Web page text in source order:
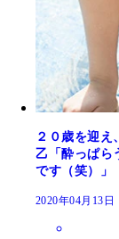
２０歳を迎え
乙「酔っぱら
です（笑）」
2020年04月13日